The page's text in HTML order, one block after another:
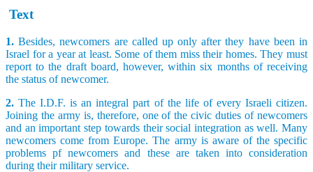
Text
1. Besides, newcomers are called up only after they have been in
Israel for a year at least. Some of them miss their homes. They must
report to the draft board, however, within six months of receiving
the status of newcomer.
2. The I.D.F. is an integral part of the life of every Israeli citizen.
Joining the army is, therefore, one of the civic duties of newcomers
and an important step towards their social integration as well. Many
newcomers come from Europe. The army is aware of the specific
problems pf newcomers and these are taken into consideration
during their military service.